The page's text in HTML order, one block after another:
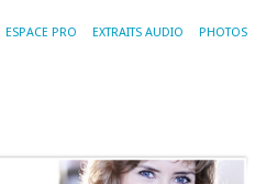
ESPACE PRO EXTRAITS AUDIO PHOTOS